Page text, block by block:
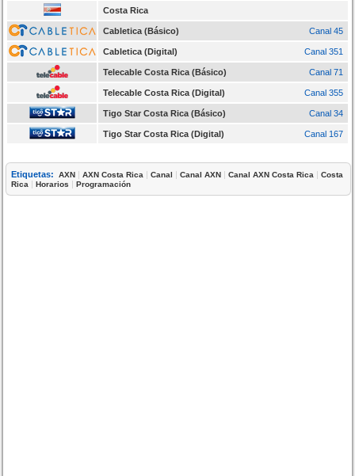
Costa Rica
Cabletica (Básico) Canal 45
Cabletica (Digital) Canal 351
Telecable Costa Rica (Básico) Canal 71
Telecable Costa Rica (Digital) Canal 355
Tigo Star Costa Rica (Básico) Canal 34
Tigo Star Costa Rica (Digital) Canal 167
Etiquetas: AXN |AXN Costa Rica |Canal |Canal AXN |Canal AXN Costa Rica |Costa
Rica |Horarios |Programación